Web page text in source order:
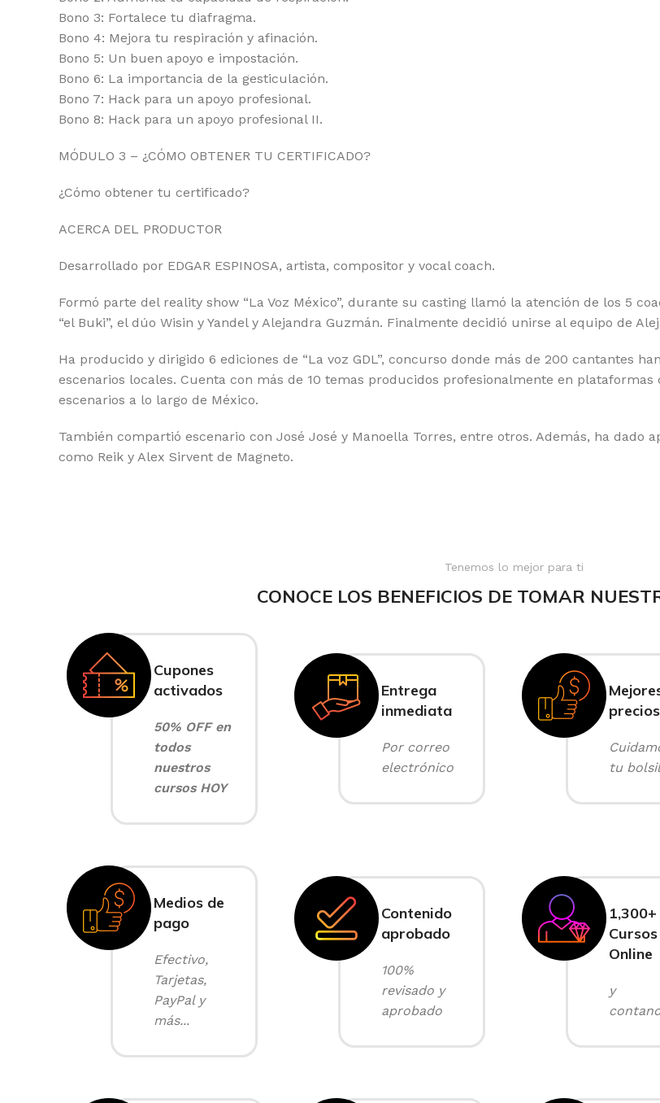
Bono 3: Fortalece tu diafragma.
Bono 4: Mejora tu respiración y afinación.
Bono 5: Un buen apoyo e impostación.
Bono 6: La importancia de la gesticulación.
Bono 7: Hack para un apoyo profesional.
Bono 8: Hack para un apoyo profesional II.
MÓDULO 3 – ¿CÓMO OBTENER TU CERTIFICADO?
¿Cómo obtener tu certificado?
ACERCA DEL PRODUCTOR
Desarrollado por EDGAR ESPINOSA, artista, compositor y vocal coach.
Formó parte del reality show “La Voz México”, durante su casting llamó la atención de los 5
“el Buki”, el dúo Wisin y Yandel y Alejandra Guzmán. Finalmente decidió unirse al equipo de
Ha producido y dirigido 6 ediciones de “La voz GDL”, concurso donde más de 200 cantantes
escenarios locales. Cuenta con más de 10 temas producidos profesionalmente en
escenarios a lo largo de México.
También compartió escenario con José José y Manoella Torres, entre otros. Además, ha
como Reik y Alex Sirvent de Magneto.
Tenemos lo mejor para ti
CONOCE LOS BENEFICIOS DE TOMAR
Cupones
activados
50% OFF en
todos
nuestros
cursos HOY
Entrega
inmediata
Por correo
electrónico
precios
tu
Medios de
pago
Efectivo,
Tarjetas,
PayPal y
más...
Contenido
aprobado
100%
revisado y
aprobado
1,300+
Cursos
Online
y